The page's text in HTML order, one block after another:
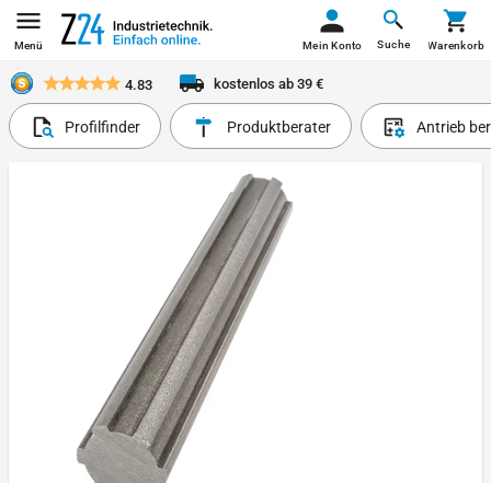
Menü Suche
Mein Konto Warenkorb
4.83 kostenlos ab 39 €
Profilfinder Produktberater Antrieb